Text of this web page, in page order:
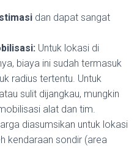
dan dapat sangat
Untuk lokasi di
biaya ini sudah termasuk
radius tertentu. Untuk
sulit dijangkau, mungkin
alat dan tim.
diasumsikan untuk lokasi
kendaraan sondir (area